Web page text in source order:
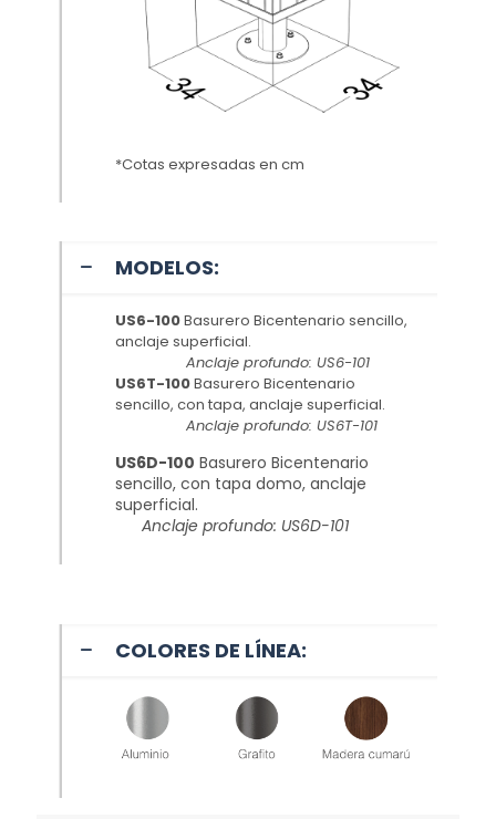
*Cotas expresadas en cm
MODELOS:
US6-100Basurero Bicentenario sencillo,
anclaje superficial.
Anclaje profundo: US6-101
US6T-100Basurero Bicentenario
sencillo, con tapa, anclaje superficial.
Anclaje profundo: US6T-101
US6D-100 Basurero Bicentenario
sencillo, con tapa domo, anclaje
superficial.
Anclaje profundo: US6D-101
COLORES DE LÍNEA: